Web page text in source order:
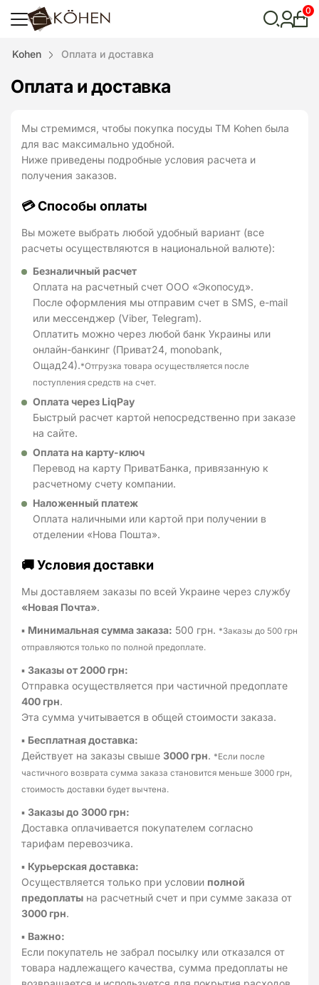
0
Kohen Оплата и доставка
Оплата и доставка
Мы стремимся, чтобы покупка посуды TM Kohen была
для вас максимально удобной.
Ниже приведены подробные условия расчета и
получения заказов.
💳 Способы оплаты
Вы можете выбрать любой удобный вариант (все
расчеты осуществляются в национальной валюте):
Безналичный расчет
Оплата на расчетный счет ООО «Экопосуд».
После оформления мы отправим счет в SMS, e-mail
или мессенджер (Viber, Telegram).
Оплатить можно через любой банк Украины или
онлайн-банкинг (Приват24, monobank,
Ощад24).*Отгрузка товара осуществляется после
поступления средств на счет.
Оплата через LiqPay
Быстрый расчет картой непосредственно при заказе
на сайте.
Оплата на карту-ключ
Перевод на карту ПриватБанка, привязанную к
расчетному счету компании.
Наложенный платеж
Оплата наличными или картой при получении в
отделении «Нова Пошта».
🚚 Условия доставки
Мы доставляем заказы по всей Украине через службу
«Новая Почта».
▪ Минимальная сумма заказа: 500 грн. *Заказы до 500 грн
отправляются только по полной предоплате.
▪ Заказы от 2000 грн:
Отправка осуществляется при частичной предоплате
400 грн.
Эта сумма учитывается в общей стоимости заказа.
▪ Бесплатная доставка:
Действует на заказы свыше 3000 грн. *Если после
частичного возврата сумма заказа становится меньше 3000 грн,
стоимость доставки будет вычтена.
▪ Заказы до 3000 грн:
Доставка оплачивается покупателем согласно
тарифам перевозчика.
▪ Курьерская доставка:
Осуществляется только при условии полной
предоплаты на расчетный счет и при сумме заказа от
3000 грн.
▪ Важно:
Если покупатель не забрал посылку или отказался от
товара надлежащего качества, сумма предоплаты не